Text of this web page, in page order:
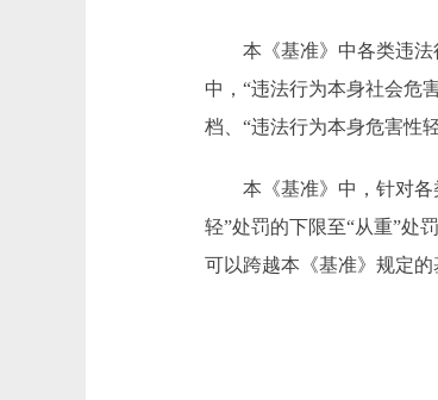
本《基准》中各类违
中，“违法行为本身社会危
档、“违法行为本身危害性
本《基准》中，针对
轻”处罚的下限至“从重”处
可以跨越本《基准》规定